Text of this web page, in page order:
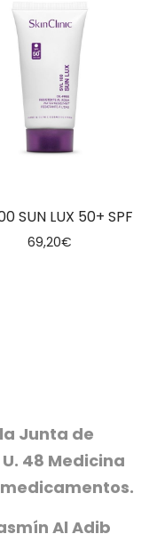
SUN LUX 50+ SPF
69,20€
Junta de
48 Medicina
Al Adib